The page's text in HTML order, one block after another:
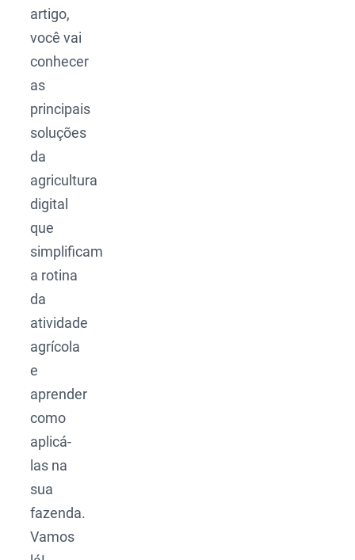
artigo,
você vai
conhecer
as
principais
soluções
da
agricultura
digital
que
simplificam
a rotina
da
atividade
agrícola
e
aprender
como
aplicá-
las na
sua
fazenda.
Vamos